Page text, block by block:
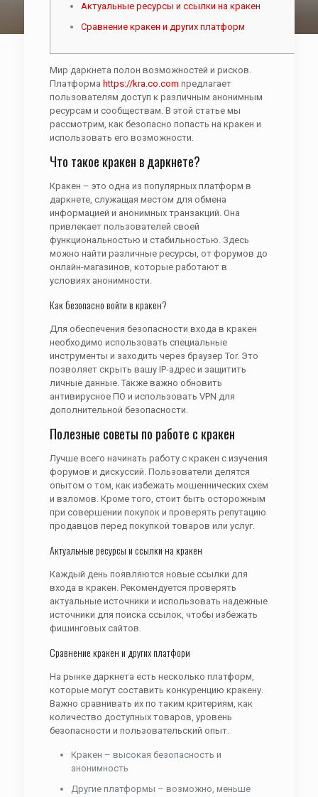
Актуальные ресурсы и ссылки на кракен
Сравнение кракен и других платформ
Мир даркнета полон возможностей и рисков.
Платформа https://kra.co.com предлагает
пользователям доступ к различным анонимным
ресурсам и сообществам. В этой статье мы
рассмотрим, как безопасно попасть на кракен и
использовать его возможности.
Что такое кракен в даркнете?
Кракен – это одна из популярных платформ в
даркнете, служащая местом для обмена
информацией и анонимных транзакций. Она
привлекает пользователей своей
функциональностью и стабильностью. Здесь
можно найти различные ресурсы, от форумов до
онлайн-магазинов, которые работают в
условиях анонимности.
Как безопасно войти в кракен?
Для обеспечения безопасности входа в кракен
необходимо использовать специальные
инструменты и заходить через браузер Tor. Это
позволяет скрыть вашу IP-адрес и защитить
личные данные. Также важно обновить
антивирусное ПО и использовать VPN для
дополнительной безопасности.
Полезные советы по работе с кракен
Лучше всего начинать работу с кракен с изучения
форумов и дискуссий. Пользователи делятся
опытом о том, как избежать мошеннических схем
и взломов. Кроме того, стоит быть осторожным
при совершении покупок и проверять репутацию
продавцов перед покупкой товаров или услуг.
Актуальные ресурсы и ссылки на кракен
Каждый день появляются новые ссылки для
входа в кракен. Рекомендуется проверять
актуальные источники и использовать надежные
источники для поиска ссылок, чтобы избежать
фишинговых сайтов.
Сравнение кракен и других платформ
На рынке даркнета есть несколько платформ,
которые могут составить конкуренцию кракену.
Важно сравнивать их по таким критериям, как
количество доступных товаров, уровень
безопасности и пользовательский опыт.
Кракен – высокая безопасность и
анонимность
Другие платформы – возможно, меньше